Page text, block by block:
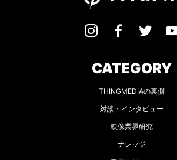
CATEGORY
THINGMEDIAの裏側
対談・インタビュー
映像業界研究
ナレッジ